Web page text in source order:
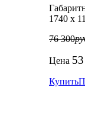
1740 х
76 300
Цена
Купить